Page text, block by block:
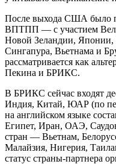
После выхода США было
ВПТПП — с участием
Новой Зеландии,
Сингапура, Вьетнама и
рассматривается как
Пекина и БРИКС.
В БРИКС сейчас входят
Индия, Китай, ЮАР (по
на английском языке
Египет, Иран, ОАЭ,
стран — Вьетнам,
Малайзия, Нигерия,
статус страны-партнера